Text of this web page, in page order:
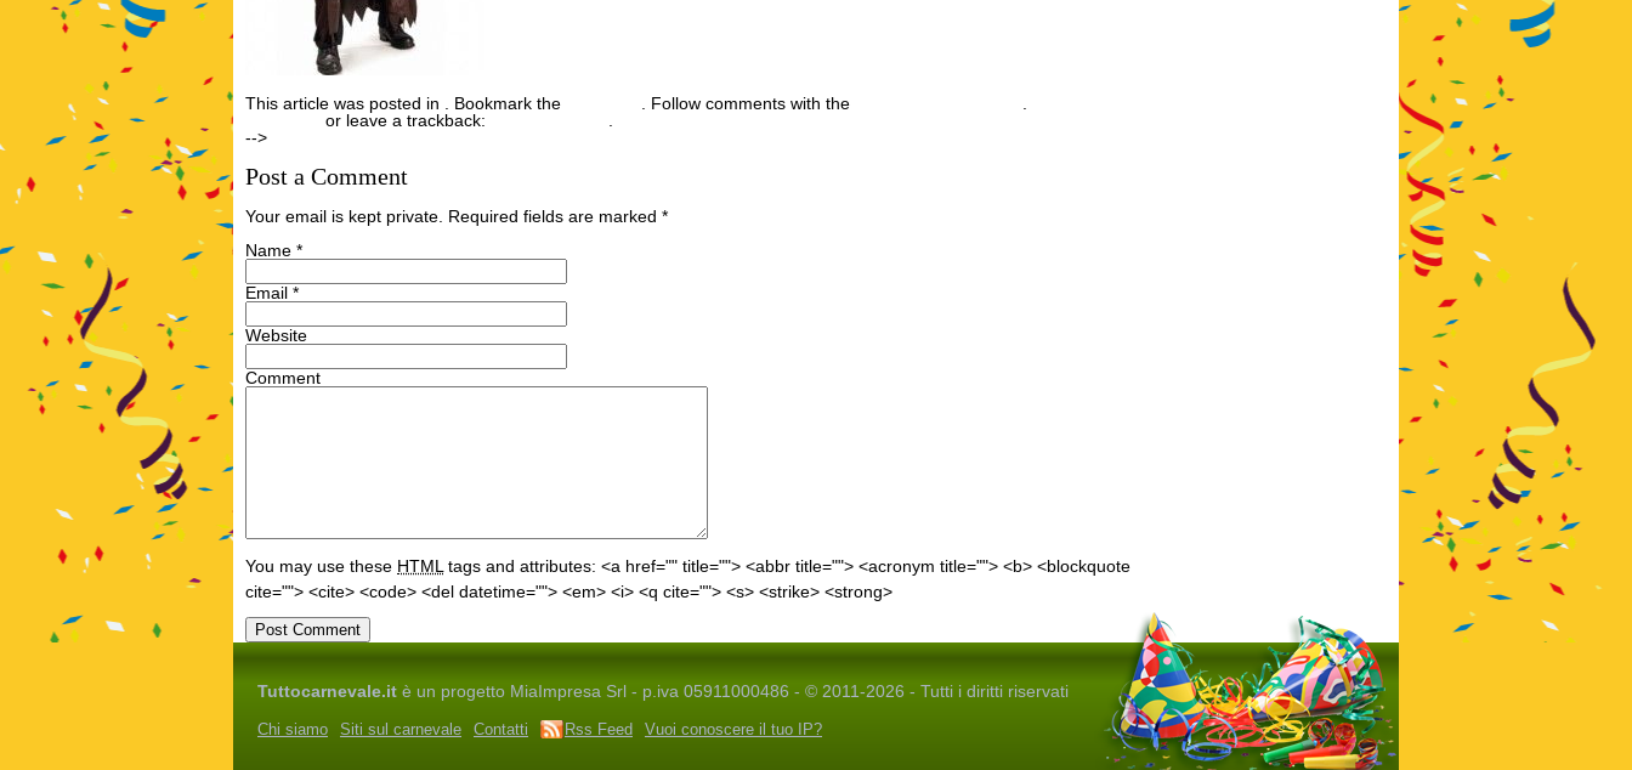
This article was posted in . Bookmark the . Follow comments with the
or leave a trackback:
-->
Post a Comment
Your email is kept private. Required fields are marked *
Name *
Email *
Website
Comment
You may use these HTML tags and attributes: <a href="" title=""> <abbr title=""> <acronym title=""> <b> <blockquote
cite=""> <cite> <code> <del datetime=""> <em> <i> <q cite=""> <s> <strike> <strong>
Tuttocarnevale.it è un progetto MiaImpresa Srl - p.iva 05911000486 - © 2011-2026 - Tutti i diritti riservati
Chi siamo Siti sul carnevale Contatti Rss Feed Vuoi conoscere il tuo IP?